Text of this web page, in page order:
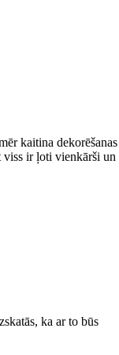
kaitina dekorēšanas
viss ir ļoti vienkārši un
ka ar to būs